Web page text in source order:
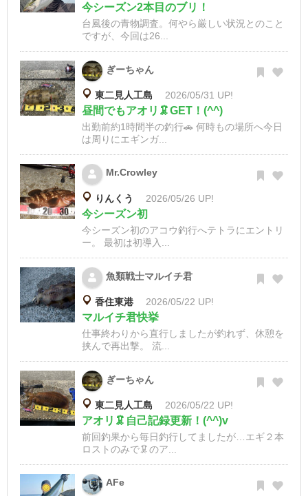
今シーズン2本目のブリ！
台風後の青物調査。何やら厳しい状況とのこと
ですが、今回は26...
ぎーちゃん
東二見人工島 2026/05/31 UP!
昼間でもアオリ🦑GET！(^^)
出勤前約1時間半の釣行🚗 何時もの場所へ今日
は周りにエギンガ...
Mr.Crowley
りんくう 2026/05/26 UP!
今シーズン初
今シーズン初のアコウ釣行へテトラにエントリ
ー。 最初は初導入...
魚類戦士マルイチ君
香住東港 2026/05/22 UP!
マルイチ君快挙
仕事終わりから直行しましたが釣れず、休憩を
挟んで再出撃。 流...
ぎーちゃん
東二見人工島 2026/05/22 UP!
アオリ🦑自己記録更新！(^^)v
前回釣果から毎日釣行してましたが…エギ２本
ロストのみで🦑のア...
AFe